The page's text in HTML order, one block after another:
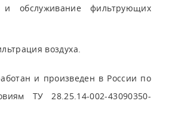
и обслуживание фильтрующих
воздуха.
и произведен в России по
ТУ 28.25.14-002-43090350-